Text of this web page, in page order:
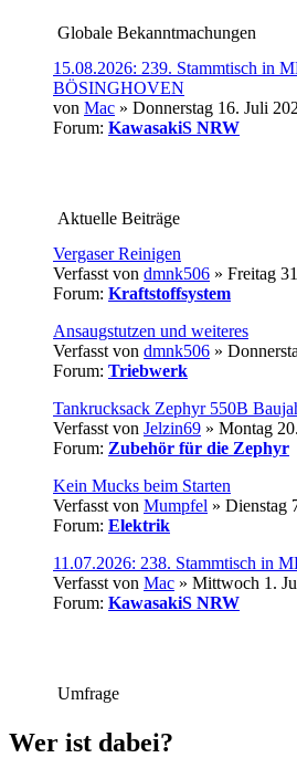
Globale Bekanntmachungen
15.08.2026: 239. Stammtisch in
BÖSINGHOVEN
von Mac » Donnerstag 16. Juli
Forum: KawasakiS NRW
Aktuelle Beiträge
Vergaser Reinigen
Verfasst von dmnk506 » Freitag
Forum: Kraftstoffsystem
Ansaugstutzen und weiteres
Verfasst von dmnk506 »
Forum: Triebwerk
Tankrucksack Zephyr 550B
Verfasst von Jelzin69 » Montag
Forum: Zubehör für die Zephyr
Kein Mucks beim Starten
Verfasst von Mumpfel » Dienstag
Forum: Elektrik
11.07.2026: 238. Stammtisch in
Verfasst von Mac » Mittwoch 1.
Forum: KawasakiS NRW
Umfrage
Wer ist dabei?